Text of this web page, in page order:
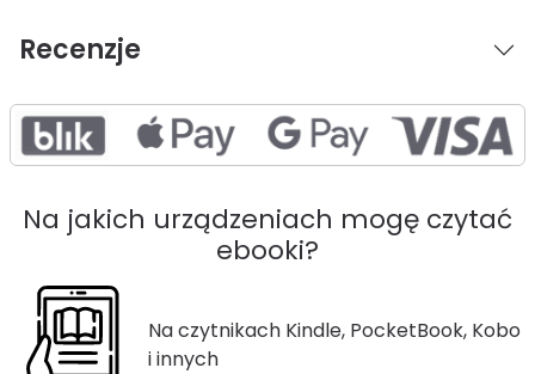
Recenzje
Na jakich urządzeniach mogę czytać
ebooki?
Na czytnikach Kindle, PocketBook, Kobo
i innych